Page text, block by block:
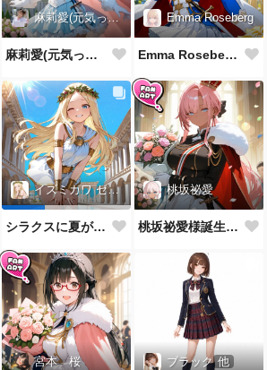
麻莉愛(元気っ子)
麻莉愛(元気っ子)様誕生祝！
Emma Roseberg
Emma Roseberg様誕生祝！
イズミカワ セリヌンver.
シラクスに夏がやってきたぜ！
桃坂祕愛
桃坂祕愛様誕生祝！
宮本 桜 ブラック 他